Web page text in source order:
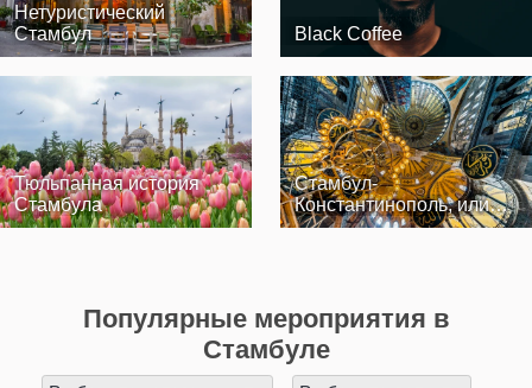
Нетуристический
Стамбул
Black Coffee
Тюльпанная история
Стамбула
Стамбул-
Константинополь, или
По следам Византии
Популярные мероприятия в
Стамбуле